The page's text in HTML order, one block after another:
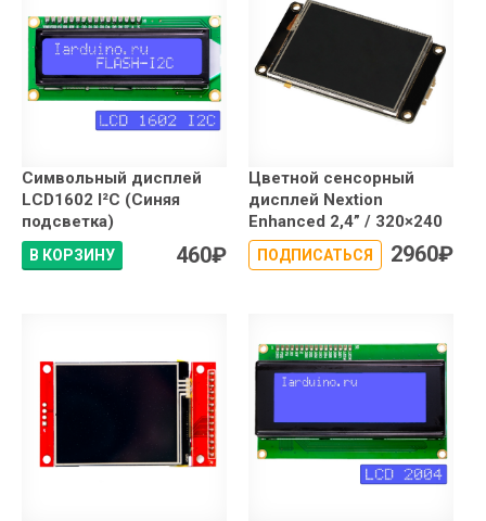
Символьный дисплей
LCD1602 I²C (Синяя
подсветка)
В КОРЗИНУ 460₽
Цветной сенсорный
дисплей Nextion
Enhanced 2,4” / 320×240
ПОДПИСАТЬСЯ 2960₽